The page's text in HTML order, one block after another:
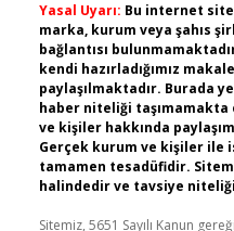
Yasal Uyarı: Bu internet
marka, kurum veya şahıs
bağlantısı
kendi hazırladığımız
paylaşılmaktadır. Burada
haber niteliği taşımamakta
ve kişiler hakkında
Gerçek kurum ve kişiler ile
tamamen tesadüfidir.
halindedir ve tavsiye
Sitemiz, 5651 Sayılı Kanun